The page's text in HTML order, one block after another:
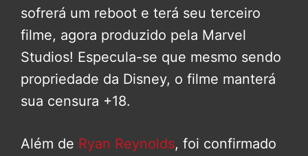
sofrerá um reboot e terá seu terceiro
filme, agora produzido pela Marvel
Studios! Especula-se que mesmo sendo
propriedade da Disney, o filme manterá
sua censura +18.
Além de Ryan Reynolds, foi confirmado